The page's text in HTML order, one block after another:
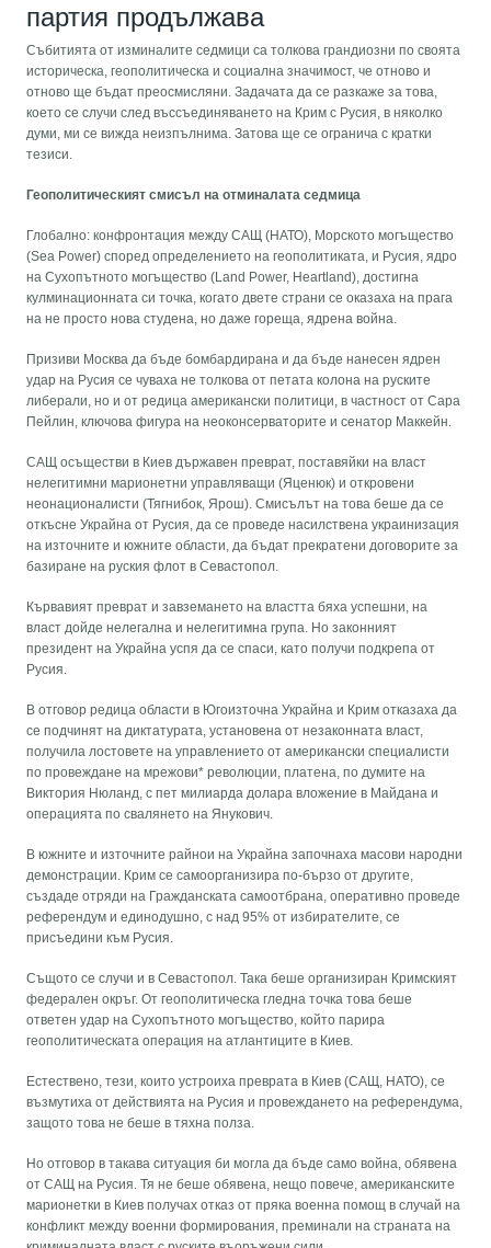
партия продължава
Събитията от изминалите седмици са толкова грандиозни по своята
историческа, геополитическа и социална значимост, че отново и
отново ще бъдат преосмисляни. Задачата да се разкаже за това,
което се случи след въссъединяването на Крим с Русия, в няколко
думи, ми се вижда неизпълнима. Затова ще се огранича с кратки
тезиси.
Геополитическият смисъл на отминалата седмица
Глобално: конфронтация между САЩ (НАТО), Морското могъщество
(Sea Power) според определението на геополитиката, и Русия, ядро
на Сухопътното могъщество (Land Power, Heartland), достигна
кулминационната си точка, когато двете страни се оказаха на прага
на не просто нова студена, но даже гореща, ядрена война.
Призиви Москва да бъде бомбардирана и да бъде нанесен ядрен
удар на Русия се чуваха не толкова от петата колона на руските
либерали, но и от редица американски политици, в частност от Сара
Пейлин, ключова фигура на неоконсерваторите и сенатор Маккейн.
САЩ осъществи в Киев държавен преврат, поставяйки на власт
нелегитимни марионетни управляващи (Яценюк) и откровени
неонационалисти (Тягнибок, Ярош). Смисълът на това беше да се
откъсне Украйна от Русия, да се проведе насилствена украинизация
на източните и южните области, да бъдат прекратени договорите за
базиране на руския флот в Севастопол.
Кървавият преврат и завземането на властта бяха успешни, на
власт дойде нелегална и нелегитимна група. Но законният
президент на Украйна успя да се спаси, като получи подкрепа от
Русия.
В отговор редица области в Югоизточна Украйна и Крим отказаха да
се подчинят на диктатурата, установена от незаконната власт,
получила лостовете на управлението от американски специалисти
по провеждане на мрежови* революции, платена, по думите на
Виктория Нюланд, с пет милиарда долара вложение в Майдана и
операцията по свалянето на Янукович.
В южните и източните райнои на Украйна започнаха масови народни
демонстрации. Крим се самоорганизира по-бързо от другите,
създаде отряди на Гражданската самоотбрана, оперативно проведе
референдум и единодушно, с над 95% от избирателите, се
присъедини към Русия.
Същото се случи и в Севастопол. Така беше организиран Кримският
федерален окръг. От геополитическа гледна точка това беше
ответен удар на Сухопътното могъщество, който парира
геополитическата операция на атлантиците в Киев.
Естествено, тези, които устроиха преврата в Киев (САЩ, НАТО), се
възмутиха от действията на Русия и провеждането на референдума,
защото това не беше в тяхна полза.
Но отговор в такава ситуация би могла да бъде само война, обявена
от САЩ на Русия. Тя не беше обявена, нещо повече, американските
марионетки в Киев получах отказ от пряка военна помощ в случай на
конфликт между военни формирования, преминали на страната на